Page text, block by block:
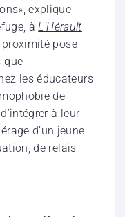
explique
àL’Hérault
pose
que
les éducateurs
de
à leur
d’un jeune
de relais